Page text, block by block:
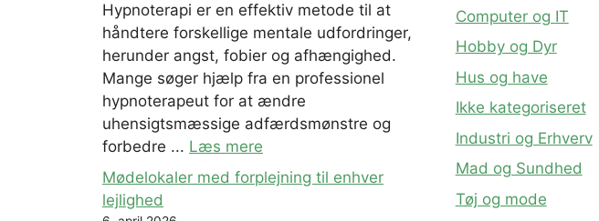
Hypnoterapi er en effektiv metode til at
håndtere forskellige mentale udfordringer,
herunder angst, fobier og afhængighed.
Mange søger hjælp fra en professionel
hypnoterapeut for at ændre
uhensigtsmæssige adfærdsmønstre og
forbedre ... Læs mere
Mødelokaler med forplejning til enhver
lejlighed
Computer og IT
Hobby og Dyr
Hus og have
Ikke kategoriseret
Industri og Erhverv
Mad og Sundhed
Tøj og mode